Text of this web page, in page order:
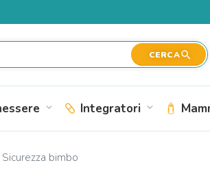
CERCAsearch
expand_more Integratori expand_more
Sicurezza bimbo